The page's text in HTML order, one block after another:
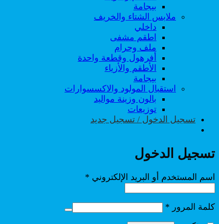
بيجامة
ملابس الشتاء والخريف
داخلي
اطقم مشفى
ملف وحرام
أفرهول وقطعة واحدة
الأطقم والأزياء
بيجامة
استقبال المولود والاكسسوارات
بالون وزينة مواليد
توزيعات
تسجيل الدخول / تسجيل جديد
تسجيل الدخول
اسم المستخدم أو البريد الإلكتروني *
كلمة المرور * مطلوبة